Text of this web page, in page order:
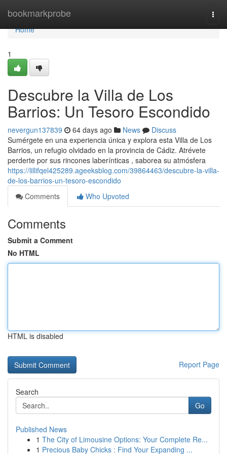
bookmarkprobe
Home
Home
1
Descubre la Villa de Los
Barrios: Un Tesoro Escondido
nevergun137839 64 days ago News
Discuss
Sumérgete en una experiencia única y explora esta Villa de Los
Barrios, un refugio olvidado en la provincia de Cádiz. Atrévete
perderte por sus rincones laberínticas , saborea su atmósfera
https://lillifqel425289.ageeksblog.com/39864463/descubre-la-villa-
de-los-barrios-un-tesoro-escondido
Comments
Who Upvoted
Comments
Submit a Comment
No HTML
HTML is disabled
Report Page
Search
Go
Published News
1 The City of Limousine Options: Your Complete Re...
1 Precious Baby Chicks : Find Your Expanding ...